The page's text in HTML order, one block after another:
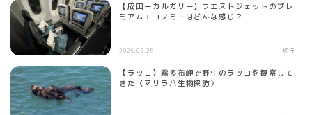
【成田ーカルガリー】ウエストジェットのプレ
ミアムエコノミーはどんな感じ？
2026.06.25 旅行
【ラッコ】霧多布岬で野生のラッコを観察して
きた〈マリラバ生物探訪〉